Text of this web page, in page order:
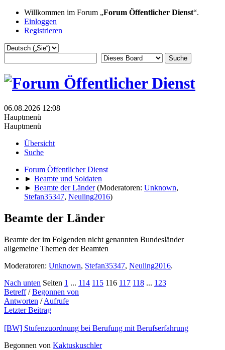
Willkommen im Forum „Forum Öffentlicher Dienst“.
Einloggen
Registrieren
06.08.2026 12:08
Hauptmenü
Hauptmenü
Übersicht
Suche
Forum Öffentlicher Dienst
► Beamte und Soldaten
► Beamte der Länder (Moderatoren: Unknown,
Stefan35347, Neuling2016)
Beamte der Länder
Beamte der im Folgenden nicht genannten Bundesländer
allgemeine Themen der Beamten
Moderatoren: Unknown, Stefan35347, Neuling2016.
Nach unten Seiten 1 ... 114 115 116 117 118 ... 123
Betreff/Begonnen von
Antworten /Aufrufe
Letzter Beitrag
[BW] Stufenzuordnung bei Berufung mit Berufserfahrung
Begonnen von Kaktuskuschler